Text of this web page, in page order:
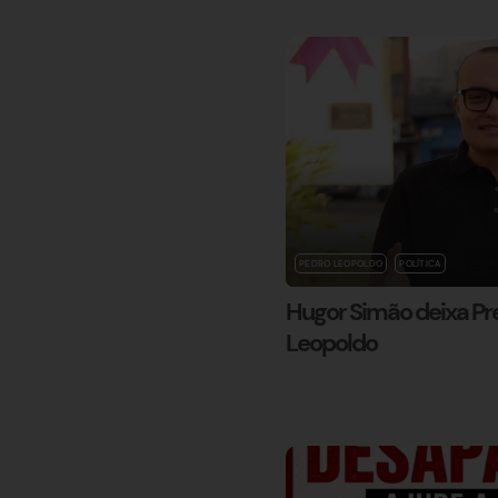
PEDRO LEOPOLDO POLÍTICA
Hugor Simão deixa
Leopoldo